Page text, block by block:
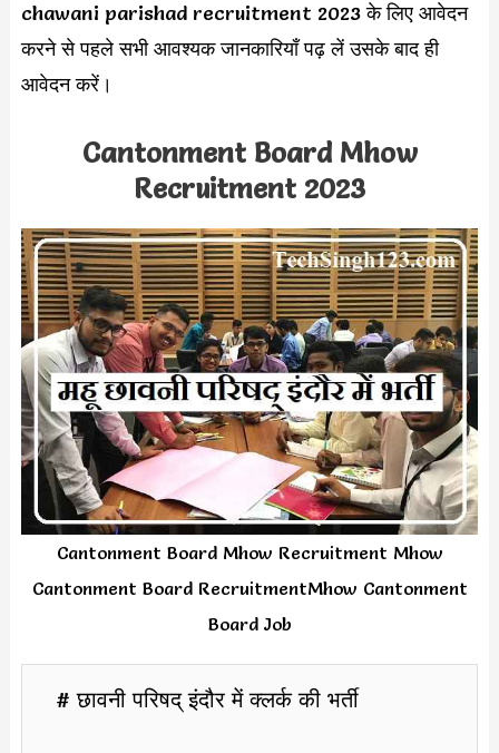
chawani parishad recruitment 2023 के लिए आवेदन
करने से पहले सभी आवश्यक जानकारियाँ पढ़ लें उसके बाद ही
आवेदन करें।
Cantonment Board Mhow
Recruitment 2023
Cantonment Board Mhow Recruitment Mhow
Cantonment Board RecruitmentMhow Cantonment
Board Job
# छावनी परिषद् इंदौर में क्लर्क की भर्ती